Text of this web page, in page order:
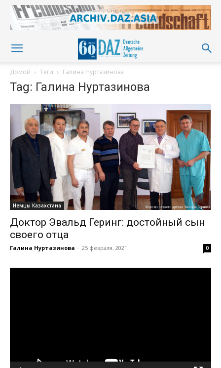
Домой Теги Галина Нуртазинова
Tag: Галина Нуртазинова
Немцы Казахстана
Доктор Эвальд Геринг: достойный сын
своего отца
Галина Нуртазинова - 25 февраля, 2021 0